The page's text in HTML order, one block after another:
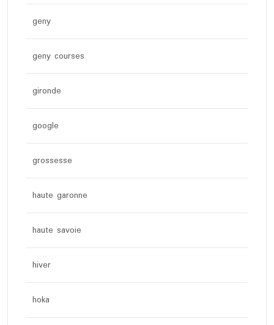
geny
geny courses
gironde
google
grossesse
haute garonne
haute savoie
hiver
hoka